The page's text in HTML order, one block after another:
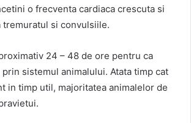
o frecventa cardiaca crescuta si
tremuratul si convulsiile.
24 – 48 de ore pentru ca
sistemul animalului. Atata timp cat
in timp util, majoritatea animalelor de